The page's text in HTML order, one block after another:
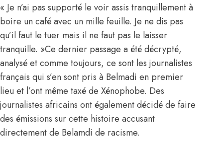
« Je n’ai pas supporté le voir assis tranquillement à
boire un café avec un mille feuille. Je ne dis pas
qu’il faut le tuer mais il ne faut pas le laisser
tranquille. »Ce dernier passage a été décrypté,
analysé et comme toujours, ce sont les journalistes
français qui s’en sont pris à Belmadi en premier
lieu et l’ont même taxé de Xénophobe. Des
journalistes africains ont également décidé de faire
des émissions sur cette histoire accusant
directement de Belamdi de racisme.